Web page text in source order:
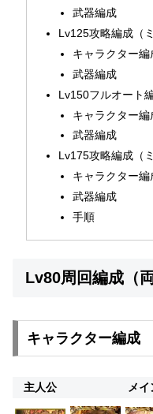
武器編成
Lv125攻略編成（
キャラクター編
武器編成
Lv150フルオート
キャラクター編
武器編成
Lv175攻略編成（
キャラクター編
武器編成
手順
Lv80周回編成（
キャラクター編成
主人公 メ